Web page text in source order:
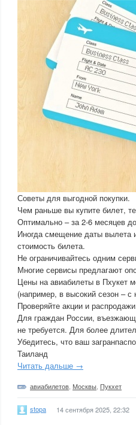
Советы для выгодной покупки.
Чем раньше вы купите билет,
Оптимально – за 2-6 месяцев
Иногда смещение даты вылета
стоимость билета.
Не ограничивайтесь одним
Многие сервисы предлагают
Цены на авиабилеты в Пхукет
(например, в высокий сезон –
Проверяйте акции и
Для граждан России,
не требуется. Для более
Убедитесь, что ваш
Таиланд
Читать дальше →
авиабилетов Москвы Пукхет
stopa 14 сентября 2025, 22:32